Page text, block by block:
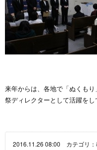
来年からは、各地で「ぬくも
祭ディレクターとして活躍を
2016.11.26 08:00 カテゴリ：